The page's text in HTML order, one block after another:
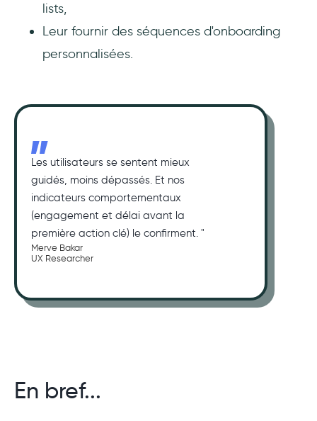
lists,
Leur fournir des séquences d'onboarding
personnalisées.
Les utilisateurs se sentent mieux
guidés, moins dépassés. Et nos
indicateurs comportementaux
(engagement et délai avant la
première action clé) le confirment. "
Merve Bakar
UX Researcher
En bref...